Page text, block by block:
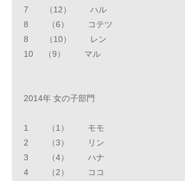
7 （12） ハル
8 （6） コテツ
8 （10） レン
10 （9） マル
2014年 女の子部門
1 （1） モモ
2 （3） リン
3 （4） ハナ
4 （2） ココ